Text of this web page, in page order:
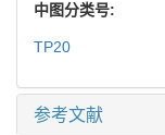
中图分类号:
TP20
参考文献